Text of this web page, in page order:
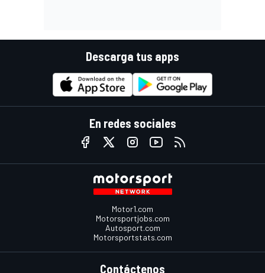
Descarga tus apps
En redes sociales
Motor1.com
Motorsportjobs.com
Autosport.com
Motorsportstats.com
Contáctenos